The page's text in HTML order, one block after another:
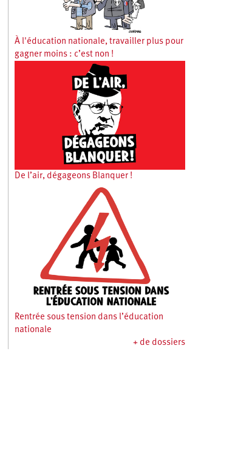
À l'éducation nationale, travailler plus pour
gagner moins : c’est non !
De l’air, dégageons Blanquer !
Rentrée sous tension dans l’éducation
nationale
+ de dossiers